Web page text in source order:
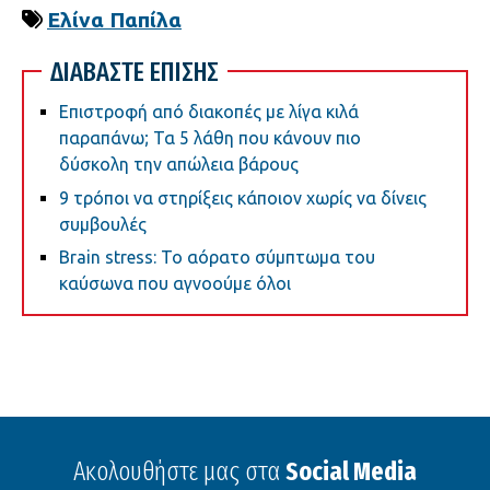
Ελίνα Παπίλα
ΔΙΑΒΑΣΤΕ ΕΠΙΣΗΣ
Επιστροφή από διακοπές με λίγα κιλά
παραπάνω; Τα 5 λάθη που κάνουν πιο
δύσκολη την απώλεια βάρους
9 τρόποι να στηρίξεις κάποιον χωρίς να δίνεις
συμβουλές
Brain stress: Το αόρατο σύμπτωμα του
καύσωνα που αγνοούμε όλοι
Ακολουθήστε μας στα Social Media